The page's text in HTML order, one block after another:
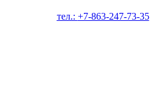
тел.: +7-863-247-73-35